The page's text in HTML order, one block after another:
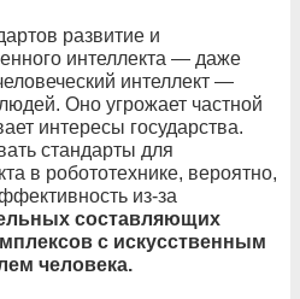
развитие и
интеллекта — даже
интеллект —
Оно угрожает частной
интересы государства.
стандарты для
в робототехнике, вероятно,
из-за
составляющих
с искусственным
человека.